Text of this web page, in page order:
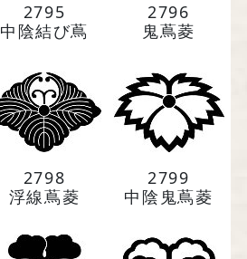
2795
中陰結び蔦
2796
鬼蔦菱
2798
浮線蔦菱
2799
中陰鬼蔦菱